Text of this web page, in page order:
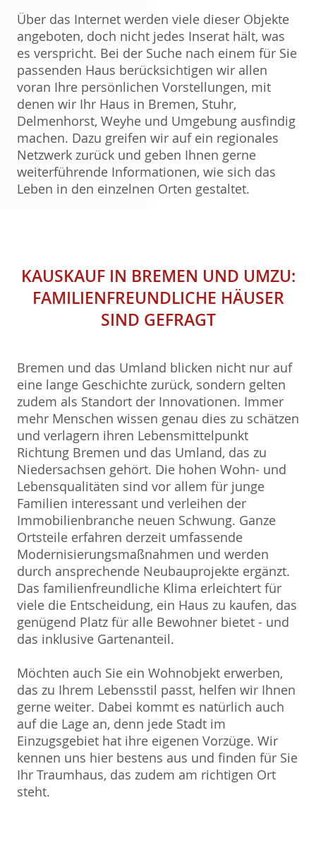
Über das Internet werden viele dieser Objekte
angeboten, doch nicht jedes Inserat hält, was
es verspricht. Bei der Suche nach einem für Sie
passenden Haus berücksichtigen wir allen
voran Ihre persönlichen Vorstellungen, mit
denen wir Ihr Haus in Bremen, Stuhr,
Delmenhorst, Weyhe und Umgebung ausfindig
machen. Dazu greifen wir auf ein regionales
Netzwerk zurück und geben Ihnen gerne
weiterführende Informationen, wie sich das
Leben in den einzelnen Orten gestaltet.
KAUSKAUF IN BREMEN UND UMZU:
FAMILIENFREUNDLICHE HÄUSER
SIND GEFRAGT
Bremen und das Umland blicken nicht nur auf
eine lange Geschichte zurück, sondern gelten
zudem als Standort der Innovationen. Immer
mehr Menschen wissen genau dies zu schätzen
und verlagern ihren Lebensmittelpunkt
Richtung Bremen und das Umland, das zu
Niedersachsen gehört. Die hohen Wohn- und
Lebensqualitäten sind vor allem für junge
Familien interessant und verleihen der
Immobilienbranche neuen Schwung. Ganze
Ortsteile erfahren derzeit umfassende
Modernisierungsmaßnahmen und werden
durch ansprechende Neubauprojekte ergänzt.
Das familienfreundliche Klima erleichtert für
viele die Entscheidung, ein Haus zu kaufen, das
genügend Platz für alle Bewohner bietet - und
das inklusive Gartenanteil.
Möchten auch Sie ein Wohnobjekt erwerben,
das zu Ihrem Lebensstil passt, helfen wir Ihnen
gerne weiter. Dabei kommt es natürlich auch
auf die Lage an, denn jede Stadt im
Einzugsgebiet hat ihre eigenen Vorzüge. Wir
kennen uns hier bestens aus und finden für Sie
Ihr Traumhaus, das zudem am richtigen Ort
steht.